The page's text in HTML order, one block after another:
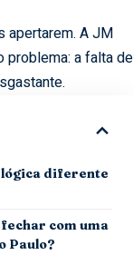
apertarem. A JM
problema: a falta de
diferente
com uma
Paulo?